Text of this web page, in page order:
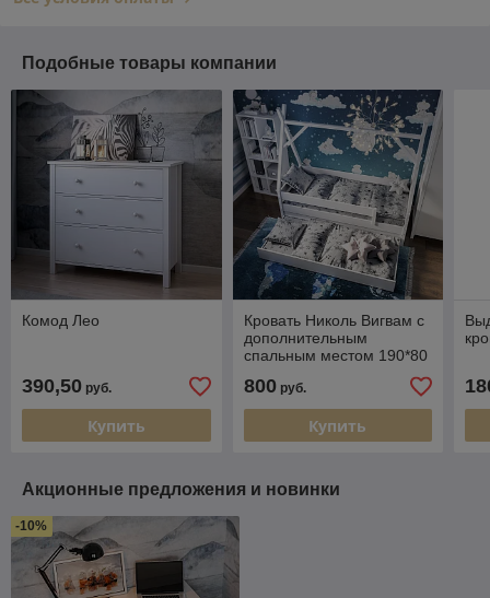
Подобные товары компании
Комод Лео
390,50 руб.
Купить
Кровать Николь Вигвам с
дополнительным
спальным местом 190*80
800руб.
Купить
Акционные предложения и новинки
-10%